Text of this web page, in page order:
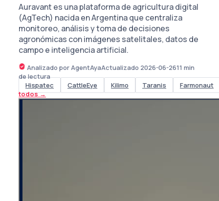
Auravant es una plataforma de agricultura digital
(AgTech) nacida en Argentina que centraliza
monitoreo, análisis y toma de decisiones
agronómicas con imágenes satelitales, datos de
campo e inteligencia artificial.
Analizado por AgentAyaActualizado 2026-06-2611 min
de lectura
Hispatec
CattleEye Kilimo Taranis
Farmonaut
todos→